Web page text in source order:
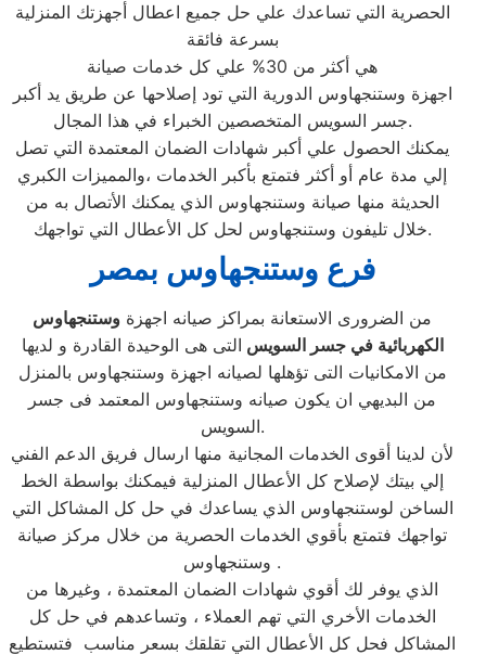
الحصرية التي تساعدك علي حل جميع اعطال أجهزتك المنزلية
بسرعة فائقة
هي أكثر من 30% علي كل خدمات صيانة
اجهزة وستنجهاوس الدورية التي تود إصلاحها عن طريق يد أكبر
جسر السويس المتخصصين الخبراء في هذا المجال.
يمكنك الحصول علي أكبر شهادات الضمان المعتمدة التي تصل
إلي مدة عام أو أكثر فتمتع بأكبر الخدمات ،والمميزات الكبري
الحديثة منها صيانة وستنجهاوس الذي يمكنك الأتصال به من
خلال تليفون وستنجهاوس لحل كل الأعطال التي تواجهك.
فرع وستنجهاوس بمصر
من الضرورى الاستعانة بمراكز صيانه اجهزة وستنجهاوس
الكهربائية في جسر السويس التى هى الوحيدة القادرة و لديها
من الامكانيات التى تؤهلها لصيانه اجهزة وستنجهاوس بالمنزل
من البديهي ان يكون صيانه وستنجهاوس المعتمد فى جسر
السويس.
لأن لدينا أقوى الخدمات المجانية منها ارسال فريق الدعم الفني
إلي بيتك لإصلاح كل الأعطال المنزلية فيمكنك بواسطة الخط
الساخن لوستنجهاوس الذي يساعدك في حل كل المشاكل التي
تواجهك فتمتع بأقوي الخدمات الحصرية من خلال مركز صيانة
وستنجهاوس .
الذي يوفر لك أقوي شهادات الضمان المعتمدة ، وغيرها من
الخدمات الأخري التي تهم العملاء ، وتساعدهم في حل كل
المشاكل فحل كل الأعطال التي تقلقك بسعر مناسب فتستطيع